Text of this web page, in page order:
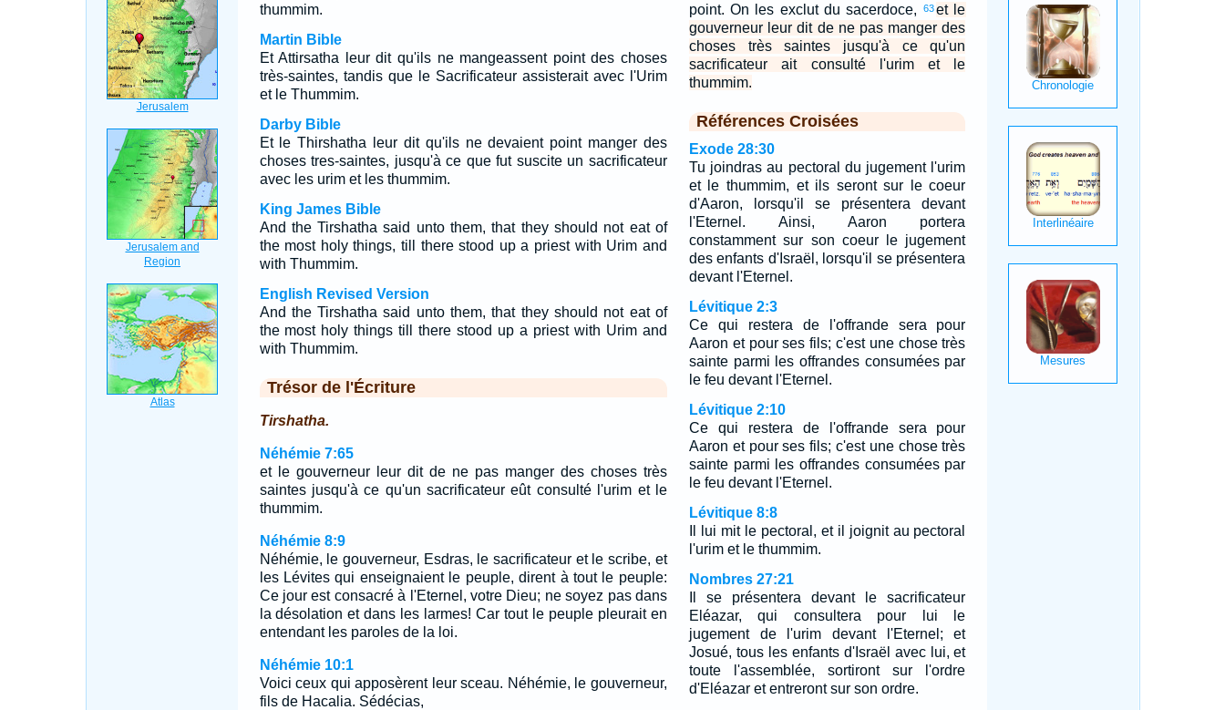
thummim.
Martin Bible
Et Attirsatha leur dit qu'ils ne mangeassent point des choses
très-saintes, tandis que le Sacrificateur assisterait avec l'Urim
et le Thummim.
Darby Bible
Et le Thirshatha leur dit qu'ils ne devaient point manger des
choses tres-saintes, jusqu'à ce que fut suscite un sacrificateur
avec les urim et les thummim.
King James Bible
And the Tirshatha said unto them, that they should not eat of
the most holy things, till there stood up a priest with Urim and
with Thummim.
English Revised Version
And the Tirshatha said unto them, that they should not eat of
the most holy things till there stood up a priest with Urim and
with Thummim.
Trésor de l'Écriture
Tirshatha.
Néhémie 7:65
et le gouverneur leur dit de ne pas manger des choses très
saintes jusqu'à ce qu'un sacrificateur eût consulté l'urim et le
thummim.
Néhémie 8:9
Néhémie, le gouverneur, Esdras, le sacrificateur et le scribe, et
les Lévites qui enseignaient le peuple, dirent à tout le peuple:
Ce jour est consacré à l'Eternel, votre Dieu; ne soyez pas dans
la désolation et dans les larmes! Car tout le peuple pleurait en
entendant les paroles de la loi.
Néhémie 10:1
Voici ceux qui apposèrent leur sceau. Néhémie, le gouverneur,
fils de Hacalia. Sédécias,
point. On les exclut du sacerdoce,
63et le
gouverneur leur dit de ne pas manger des
choses très saintes jusqu'à ce qu'un
sacrificateur ait consulté l'urim et le
thummim.
Références Croisées
Exode 28:30
Tu joindras au pectoral du jugement l'urim
et le thummim, et ils seront sur le coeur
d'Aaron, lorsqu'il se présentera devant
l'Eternel. Ainsi, Aaron portera
constamment sur son coeur le jugement
des enfants d'Israël, lorsqu'il se présentera
devant l'Eternel.
Lévitique 2:3
Ce qui restera de l'offrande sera pour
Aaron et pour ses fils; c'est une chose très
sainte parmi les offrandes consumées par
le feu devant l'Eternel.
Lévitique 2:10
Ce qui restera de l'offrande sera pour
Aaron et pour ses fils; c'est une chose très
sainte parmi les offrandes consumées par
le feu devant l'Eternel.
Lévitique 8:8
Il lui mit le pectoral, et il joignit au pectoral
l'urim et le thummim.
Nombres 27:21
Il se présentera devant le sacrificateur
Eléazar, qui consultera pour lui le
jugement de l'urim devant l'Eternel; et
Josué, tous les enfants d'Israël avec lui, et
toute l'assemblée, sortiront sur l'ordre
d'Eléazar et entreront sur son ordre.